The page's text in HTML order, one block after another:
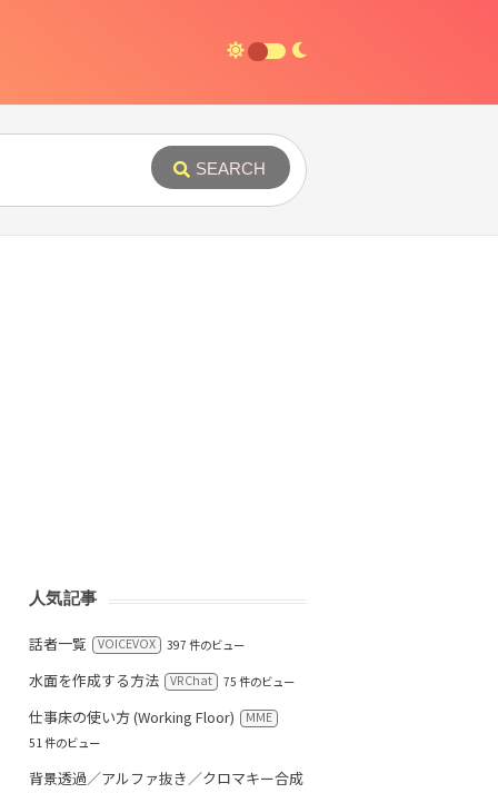
SEARCH
人気記事
話者一覧 VOICEVOX 397 件のビュー
水面を作成する方法 VRChat 75 件のビュー
仕事床の使い方 (Working Floor)
MME
51 件のビュー
背景透過／アルファ抜き／クロマキー合成